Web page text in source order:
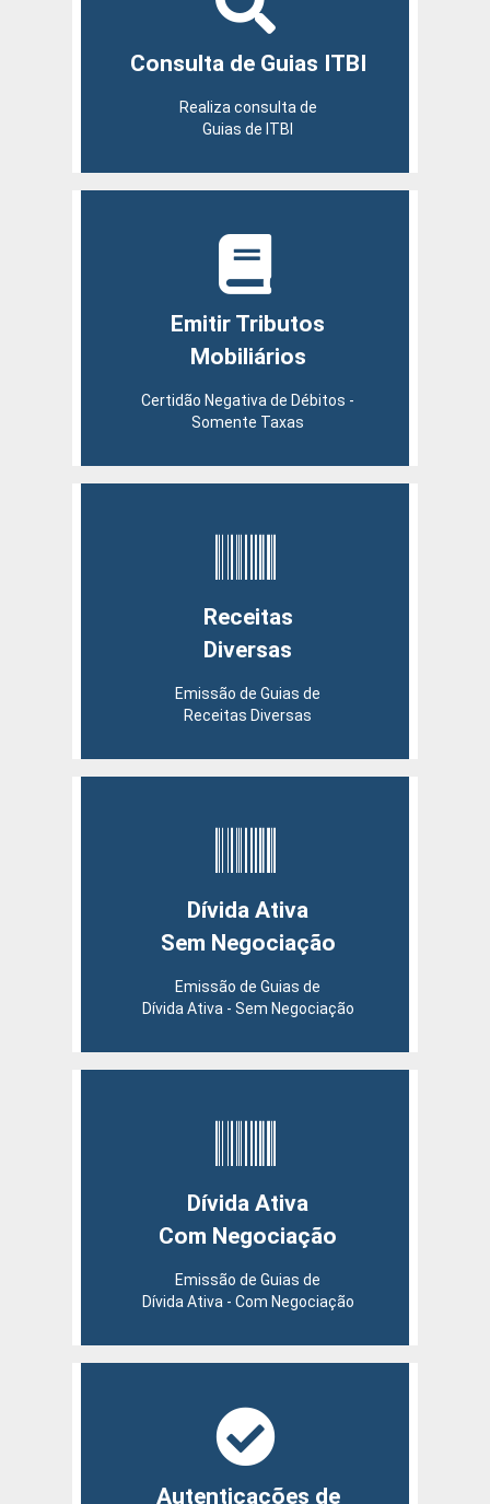
Consulta de Guias ITBI
Realiza consulta de
Guias de ITBI
Emitir Tributos
Mobiliários
Certidão Negativa de Débitos -
Somente Taxas
Receitas
Diversas
Emissão de Guias de
Receitas Diversas
Dívida Ativa
Sem Negociação
Emissão de Guias de
Dívida Ativa - Sem Negociação
Dívida Ativa
Com Negociação
Emissão de Guias de
Dívida Ativa - Com Negociação
Autenticações de